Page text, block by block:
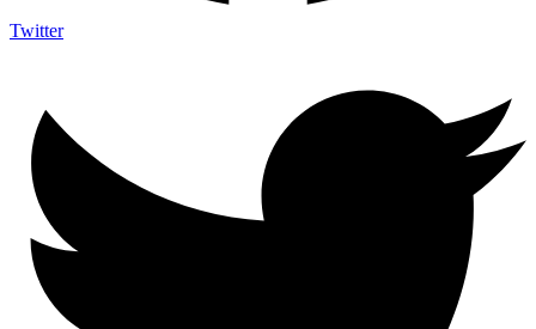
Twitter